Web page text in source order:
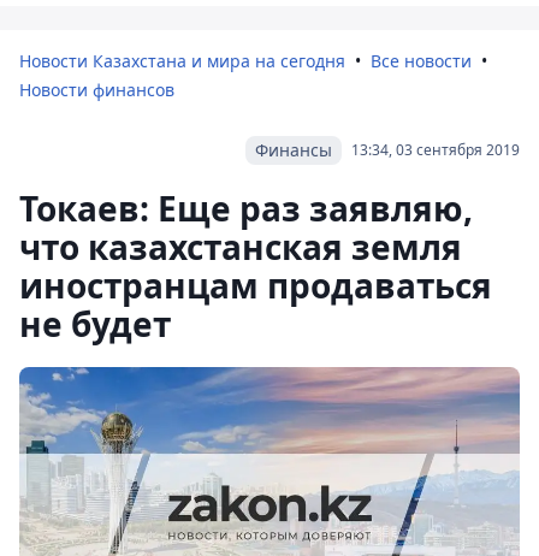
Новости Казахстана и мира на сегодня
Все новости
Новости финансов
13:34, 03 сентября 2019
Финансы
Токаев: Еще раз заявляю,
что казахстанская земля
иностранцам продаваться
не будет